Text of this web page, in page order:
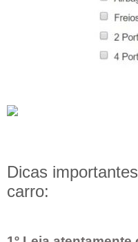
Dicas
carro: